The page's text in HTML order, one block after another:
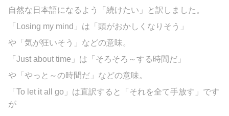
自然な日本語になるよう「続けたい」と訳しました。
「Losing my mind」は「頭がおかしくなりそう」
や「気が狂いそう」などの意味。
「Just about time」は「そろそろ～する時間だ」
や「やっと～の時間だ」などの意味。
「To let it all go」は直訳すると「それを全て手放す」です
が